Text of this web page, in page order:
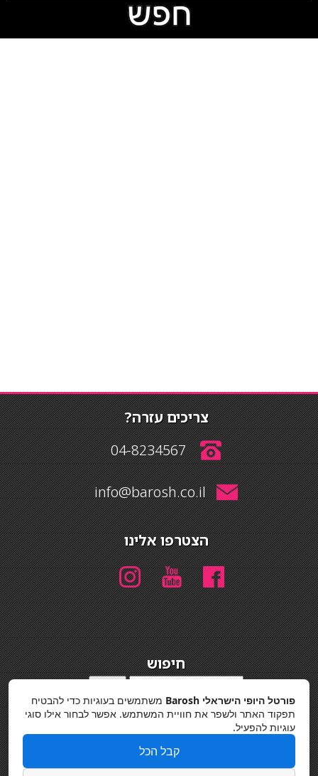
צריכים עזרה?
04-8234567
info@barosh.co.il
הצטרפו אלינו
חיפוש
מדיניות פרטיות
פורטל היופי הישראלי Barosh
משתמשים בעוגיות כדי להבטיח
תפקוד האתר ולשפר את חוויית המשתמש. אפשר לבחור אילו סוגי
עוגיות להפעיל.
קבל הכל